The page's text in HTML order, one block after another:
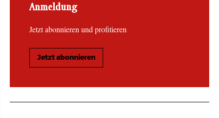
Anmeldung
Jetzt abonnieren und profitieren
Jetzt abonnieren